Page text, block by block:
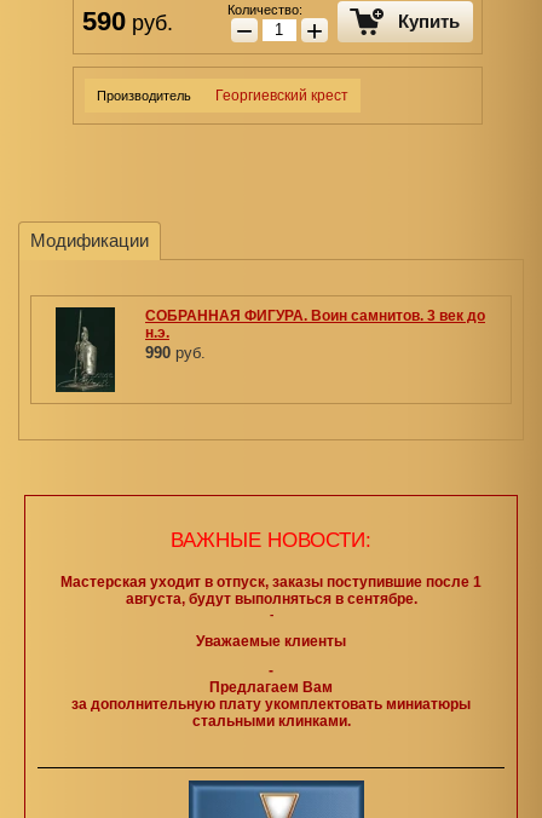
590руб.
Количество:
− + Купить
Производитель Георгиевский крест
Модификации
СОБРАННАЯ ФИГУРА. Воин самнитов. 3 век до
н.э.
990 руб.
ВАЖНЫЕ НОВОСТИ:
Мастерская уходит в отпуск, заказы поступившие после 1
августа, будут выполняться в сентябре.
-
Уважаемые клиенты
-
Предлагаем Вам
за дополнительную плату укомплектовать миниатюры
стальными клинками.